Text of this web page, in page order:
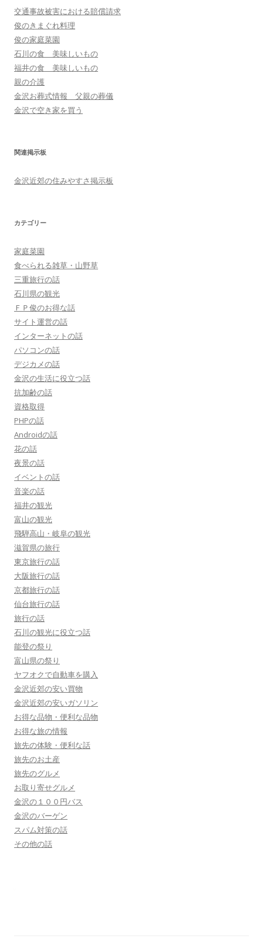
交通事故被害における賠償請求
俊のきまぐれ料理
俊の家庭菜園
石川の食 美味しいもの
福井の食 美味しいもの
親の介護
金沢お葬式情報 父親の葬儀
金沢で空き家を買う
関連掲示板
金沢近郊の住みやすさ掲示板
カテゴリー
家庭菜園
食べられる雑草・山野草
三重旅行の話
石川県の観光
ＦＰ俊のお得な話
サイト運営の話
インターネットの話
パソコンの話
デジカメの話
金沢の生活に役立つ話
抗加齢の話
資格取得
PHPの話
Androidの話
花の話
夜景の話
イベントの話
音楽の話
福井の観光
富山の観光
飛騨高山・岐阜の観光
滋賀県の旅行
東京旅行の話
大阪旅行の話
京都旅行の話
仙台旅行の話
旅行の話
石川の観光に役立つ話
能登の祭り
富山県の祭り
ヤフオクで自動車を購入
金沢近郊の安い買物
金沢近郊の安いガソリン
お得な品物・便利な品物
お得な旅の情報
旅先の体験・便利な話
旅先のお土産
旅先のグルメ
お取り寄せグルメ
金沢の１００円バス
金沢のバーゲン
スパム対策の話
その他の話